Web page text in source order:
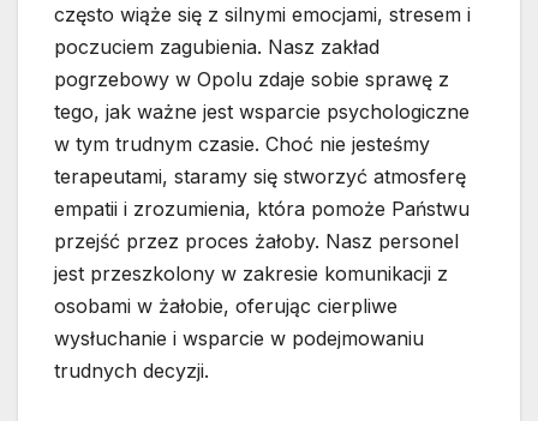
często wiąże się z silnymi emocjami, stresem i
poczuciem zagubienia. Nasz zakład
pogrzebowy w Opolu zdaje sobie sprawę z
tego, jak ważne jest wsparcie psychologiczne
w tym trudnym czasie. Choć nie jesteśmy
terapeutami, staramy się stworzyć atmosferę
empatii i zrozumienia, która pomoże Państwu
przejść przez proces żałoby. Nasz personel
jest przeszkolony w zakresie komunikacji z
osobami w żałobie, oferując cierpliwe
wysłuchanie i wsparcie w podejmowaniu
trudnych decyzji.